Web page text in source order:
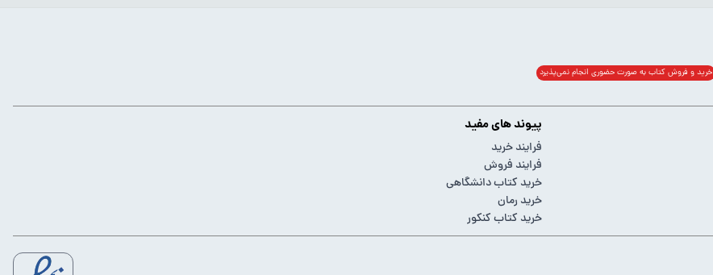
خرید و فروش کتاب به صورت حضوری انجام‌ نمی‌پذیرد
پیوند های مفید
فرایند خرید
فرایند فروش
خرید کتاب دانشگاهی
خرید رمان
خرید کتاب کنکور